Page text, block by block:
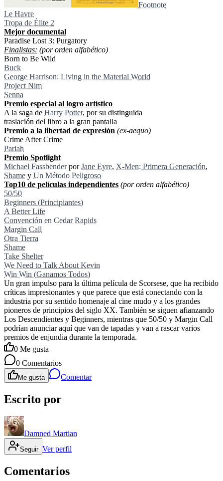
Footnote
Le Havre
Tropa de Élite 2
Mejor documental
Paradise Lost 3: Purgatory
Finalistas: (por orden alfabético)
Born to Be Wild
Buck
George Harrison: Living in the Material World
Project Nim
Senna
Premio especial al logro artí­stico
A la saga de Harry Potter, por su distinguida
traslación del libro a la gran pantalla
Premio a la libertad de expresión (ex-aequo)
Crime After Crime
Pariah
Premio Spotlight
Michael FassbenderporJane Eyre, X-Men: Primera Generación,
Shame y Un Método Peligroso
Top10 de pelí­culas independientes (por orden alfabético)
50/50
Beginners (Principiantes)
A Better Life
Convención en Cedar Rapids
Margin Call
Otra Tierra
Shame
Take Shelter
We Need to Talk About Kevin
Win Win (Ganamos Todos)
Un gran impulso para la última película de Scorsese, que ha recibido
críticas impresionantes y que parece que está conectando con la
industria por su sentido homenaje al cine mudo y a los grandes
pioneros de principios del siglo XX. También se siguen afianzando
Los Descendientes y Beginners, mientras que 50/50 y Margin Call
podrían anunciar aquí que van de tapadas y van a rascar varios
premios de enjundia durante la temporada.
0 Me gusta
0 Comentarios
Me gusta Comentar
Escrito por
Damned Martian
Seguir Ver perfil
Comentarios